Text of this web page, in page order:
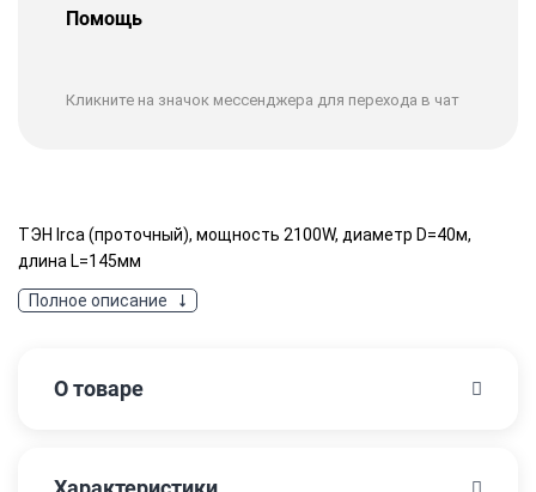
Помощь
Кликните на значок мессенджера для перехода в чат
ТЭН Irca (проточный), мощность 2100W, диаметр D=40м,
длина L=145мм
Полное описание
О товаре